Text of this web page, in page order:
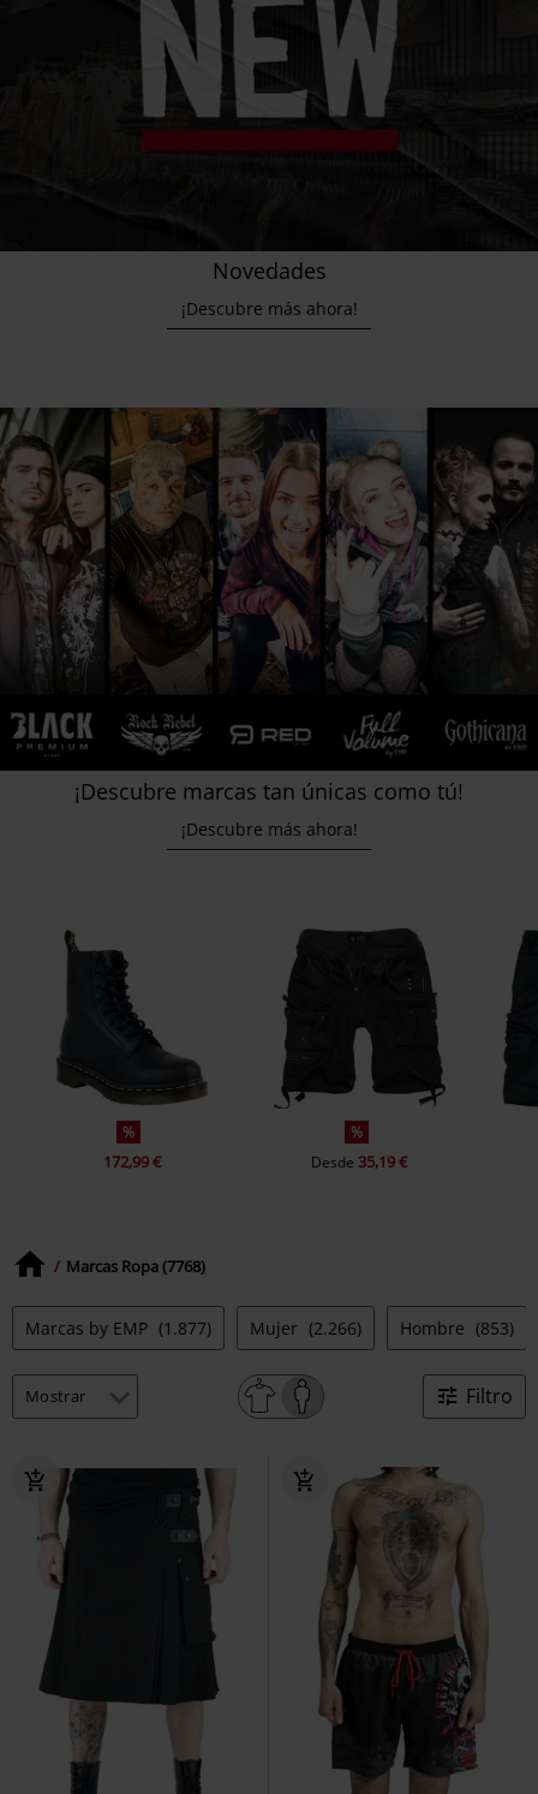
Novedades
¡Descubre más ahora!
¡Descubre marcas tan únicas como tú!
¡Descubre más ahora!
%
172,99 €
%
Desde35,19 €
Marcas Ropa (7768)
Marcas by EMP (1.877) Mujer (2.266) Hombre (853)
Filtro